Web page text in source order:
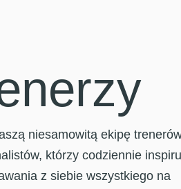
niesamowitą ekipę
którzy codziennie
z siebie wszystkiego na